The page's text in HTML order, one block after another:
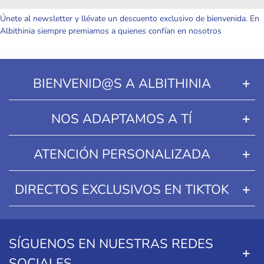
Únete al newsletter y llévate un descuento exclusivo de bienvenida. En
Albithinia siempre premiamos a quienes confían en nosotros
BIENVENID@S A ALBITHINIA
NOS ADAPTAMOS A TÍ
ATENCIÓN PERSONALIZADA
DIRECTOS EXCLUSIVOS EN TIKTOK
SÍGUENOS EN NUESTRAS REDES